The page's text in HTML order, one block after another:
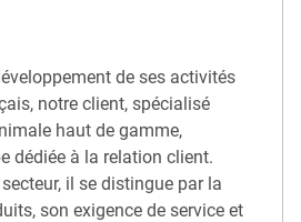
de ses activités
notre client, spécialisé
haut de gamme,
dédiée à la relation client.
il se distingue par la
son exigence de service et